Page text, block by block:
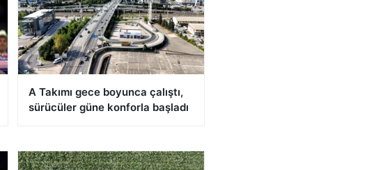
A Takımı gece boyunca çalıştı,
sürücüler güne konforla başladı